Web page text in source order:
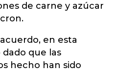
de carne y azúcar
en esta
que las
hecho han sido